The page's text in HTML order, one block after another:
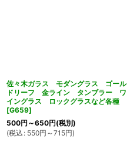
佐々木ガラス モダングラス ゴール
ドリーフ 金ライン タンブラー ワ
イングラス ロックグラスなど各種
[G659]
500円 ～650円(税別)
(税込 : 550円 ～715円)